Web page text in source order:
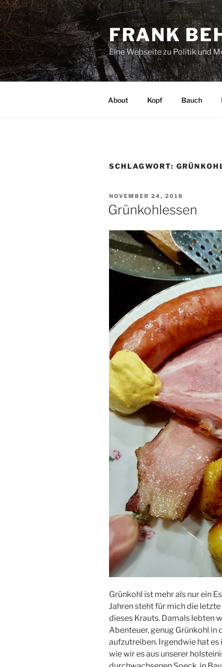
Zum
Inhalt
springen
FRANK
Eine Webseite zu Politik und
About Kopf Bauch
SCHLAGWORT:
VERÖFFENTLICHT
AM
NOVEMBER 24, 2018
Grünkohlessen
Grünkohl ist mehr als nur ein
Jahren steht für mich die
dieses Krauts. Damals lebten
Abenteuer, genug Grünkohl
aufzutreiben. Irgendwie hat
wie wir es aus unserer